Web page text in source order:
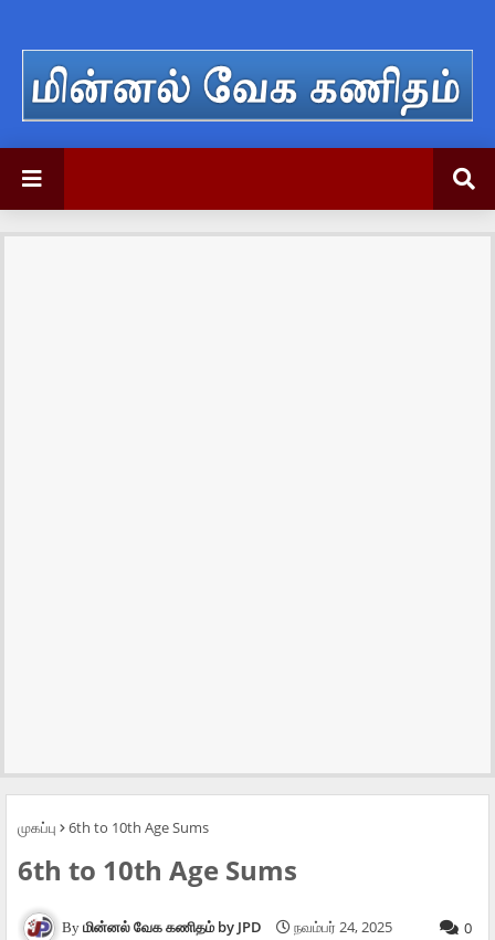
முகப்பு 6th to 10th Age Sums
6th to 10th Age Sums
மின்னல் வேக கணிதம் by JPD நவம்பர் 24, 2025 0